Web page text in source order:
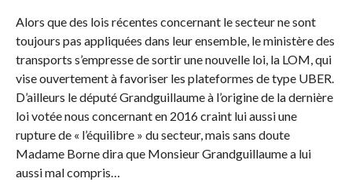
Alors que des lois récentes concernant le secteur ne sont
toujours pas appliquées dans leur ensemble, le ministère des
transports s’empresse de sortir une nouvelle loi, la LOM, qui
vise ouvertement à favoriser les plateformes de type UBER.
D’ailleurs le député Grandguillaume à l’origine de la dernière
loi votée nous concernant en 2016 craint lui aussi une
rupture de « l’équilibre » du secteur, mais sans doute
Madame Borne dira que Monsieur Grandguillaume a lui
aussi mal compris…